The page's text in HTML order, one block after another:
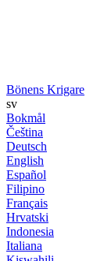
Bönens Krigare
sv
Bokmål
Čeština
Deutsch
English
Español
Filipino
Français
Hrvatski
Indonesia
Italiana